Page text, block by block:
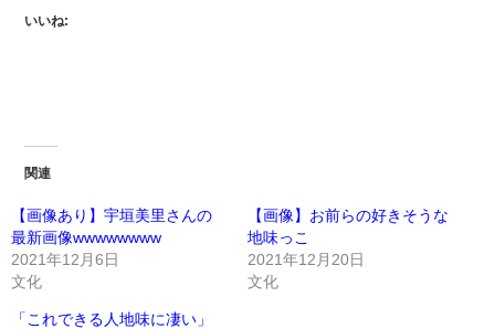
いいね:
関連
【画像あり】宇垣美里さんの
最新画像wwwwwwww
2021年12月6日
文化
【画像】お前らの好きそうな
地味っこ
2021年12月20日
文化
「これできる人地味に凄い」